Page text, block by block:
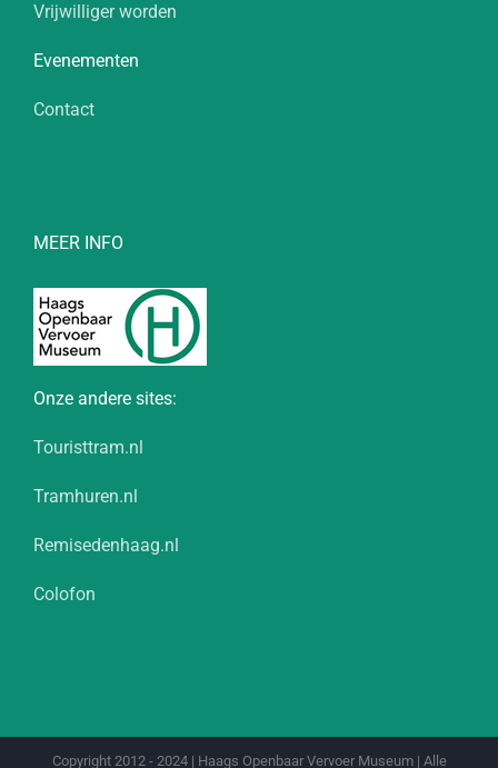
Vrijwilliger worden
Evenementen
Contact
MEER INFO
Onze andere sites:
Touristtram.nl
Tramhuren.nl
Remisedenhaag.nl
Colofon
Copyright 2012 - 2024 | Haags Openbaar Vervoer Museum | Alle